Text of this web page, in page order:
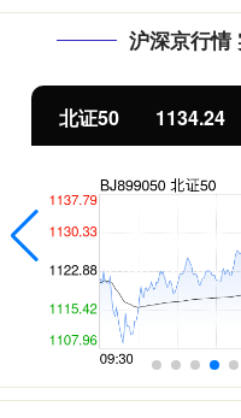
沪深京行情
北证50 1134.24